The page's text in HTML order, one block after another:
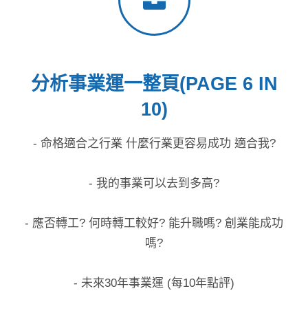
分析事業運一整頁(PAGE 6 IN
10)
- 命格適合之行業 什麼行業更容易成功 適合我?
- 我的事業可以去到多高?
- 應否轉工? 何時轉工較好? 能升職嗎? 創業能成功
嗎?
- 未來30年事業運 (每10年點評)